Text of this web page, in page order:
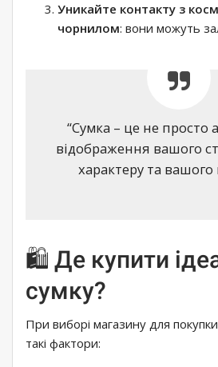
Уникайте контакту з
чорнилом: вони можуть
“Сумка – це не просто
відображення вашого
характеру та вашого
🛍️ Де купити
сумку?
При виборі магазину для
такі фактори: